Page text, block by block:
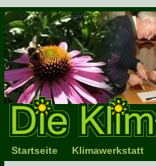
Startseite Klimawerkstatt